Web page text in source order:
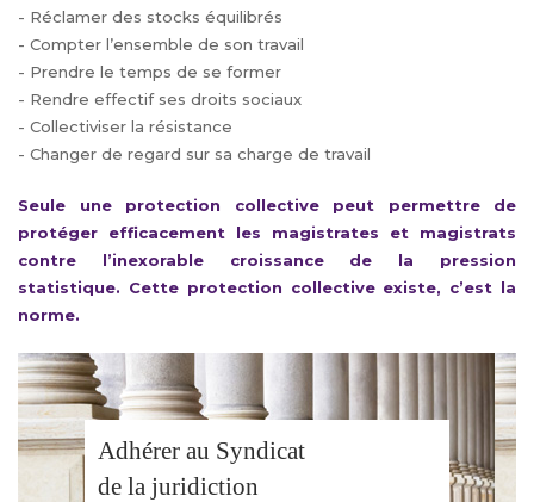
- Réclamer des stocks équilibrés
- Compter l’ensemble de son travail
- Prendre le temps de se former
- Rendre effectif ses droits sociaux
- Collectiviser la résistance
- Changer de regard sur sa charge de travail
Seule une protection collective peut permettre de
protéger efficacement les magistrates et magistrats
contre l’inexorable croissance de la pression
statistique. Cette protection collective existe, c’est la
norme.
Adhérer au Syndicat
de la juridiction